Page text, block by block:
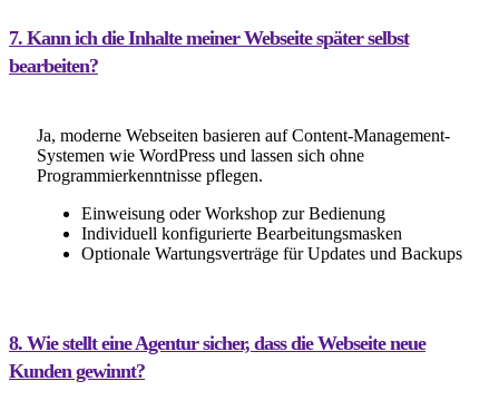
7. Kann ich die Inhalte meiner Webseite später selbst
bearbeiten?
Ja, moderne Webseiten basieren auf Content-Management-
Systemen wie WordPress und lassen sich ohne
Programmierkenntnisse pflegen.
Einweisung oder Workshop zur Bedienung
Individuell konfigurierte Bearbeitungsmasken
Optionale Wartungsverträge für Updates und Backups
8. Wie stellt eine Agentur sicher, dass die Webseite neue
Kunden gewinnt?